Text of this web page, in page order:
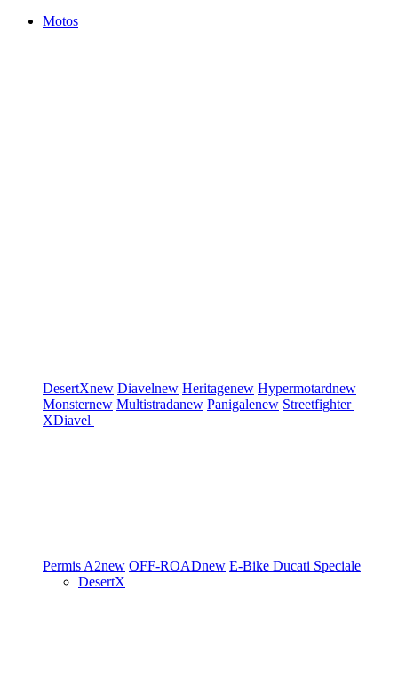
Motos
DesertXnew Diavelnew Heritagenew Hypermotardnew
Monsternew Multistradanew Panigalenew Streetfighter
XDiavel
Permis A2new OFF-ROADnew E-Bike Ducati Speciale
DesertX